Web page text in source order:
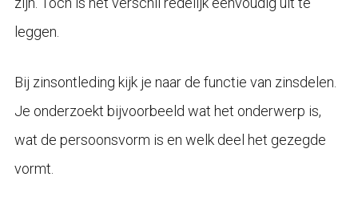
leggen.
Bij zinsontleding kijk je naar de functie van zinsdelen.
Je onderzoekt bijvoorbeeld wat het onderwerp is,
wat de persoonsvorm is en welk deel het gezegde
vormt.